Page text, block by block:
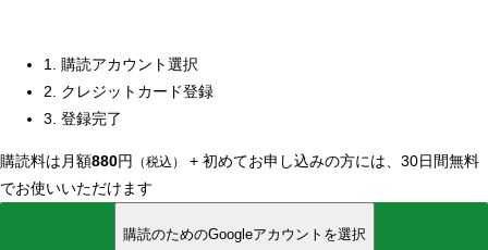
1. 購読アカウント選択
2. クレジットカード登録
3. 登録完了
購読料は月額880円 （税込） + 初めてお申し込みの方には、30日間無料
でお使いいただけます
購読のためのGoogleアカウントを選択